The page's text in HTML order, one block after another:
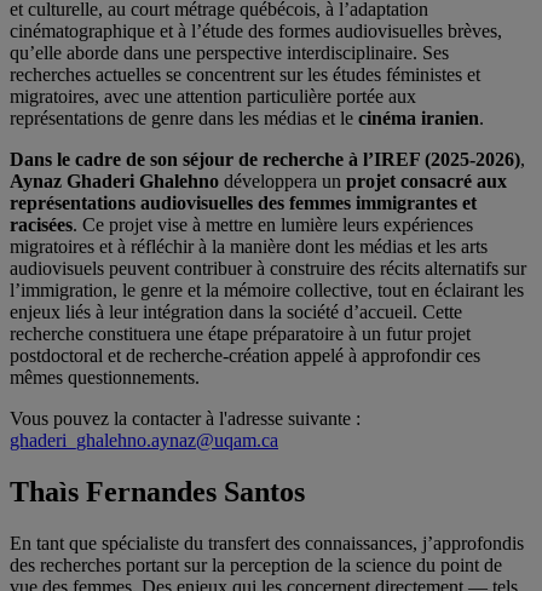
et culturelle, au court métrage québécois, à l’adaptation
cinématographique et à l’étude des formes audiovisuelles brèves,
qu’elle aborde dans une perspective interdisciplinaire. Ses
recherches actuelles se concentrent sur les études féministes et
migratoires, avec une attention particulière portée aux
représentations de genre dans les médias et le cinéma iranien.
Dans le cadre de son séjour de recherche à l’IREF (2025-2026),
Aynaz Ghaderi Ghalehno développera un projet consacré aux
représentations audiovisuelles des femmes immigrantes et
racisées. Ce projet vise à mettre en lumière leurs expériences
migratoires et à réfléchir à la manière dont les médias et les arts
audiovisuels peuvent contribuer à construire des récits alternatifs sur
l’immigration, le genre et la mémoire collective, tout en éclairant les
enjeux liés à leur intégration dans la société d’accueil. Cette
recherche constituera une étape préparatoire à un futur projet
postdoctoral et de recherche-création appelé à approfondir ces
mêmes questionnements.
Vous pouvez la contacter à l'adresse suivante :
ghaderi_ghalehno.aynaz@uqam.ca
Thaìs Fernandes Santos
En tant que spécialiste du transfert des connaissances, j’approfondis
des recherches portant sur la perception de la science du point de
vue des femmes. Des enjeux qui les concernent directement — tels